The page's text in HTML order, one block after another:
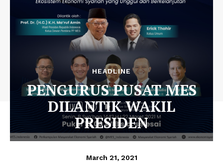
HEADLINE
PENGURUS PUSAT MES
DILANTIK WAKIL
PRESIDEN
March 21, 2021